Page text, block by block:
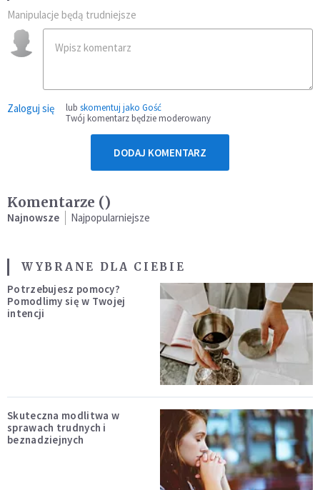
Manipulacje będą trudniejsze
Zaloguj się lub skomentuj jako Gość
Twój komentarz będzie moderowany
DODAJ KOMENTARZ
Komentarze ()
Najnowsze Najpopularniejsze
WYBRANE DLA CIEBIE
Potrzebujesz pomocy?
Pomodlimy się w Twojej
intencji
Skuteczna modlitwa w
sprawach trudnych i
beznadziejnych